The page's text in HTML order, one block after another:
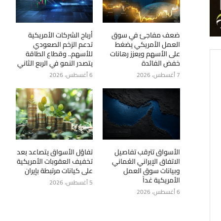
ضعف مفاجئ في سوق
العمل الأمريكي يضغط
على الأسهم ويعزز رهانات
خفض الفائدة
7 أغسطس، 2026
أرباح الشركات الأمريكية
تدعم الزخم الصعودي
للأسهم.. وقطاع الطاقة
يتصدر النمو في الربع الثاني
6 أغسطس، 2026
الأسواق تترقب تفاصيل
الاتفاق الإيراني العُماني
وبيانات سوق العمل
الأمريكية غداً
6 أغسطس، 2026
تفاؤل الأسواق يتصاعد بعد
تخفيف العقوبات الأمريكية
على كيانات مرتبطة بإيران
5 أغسطس، 2026